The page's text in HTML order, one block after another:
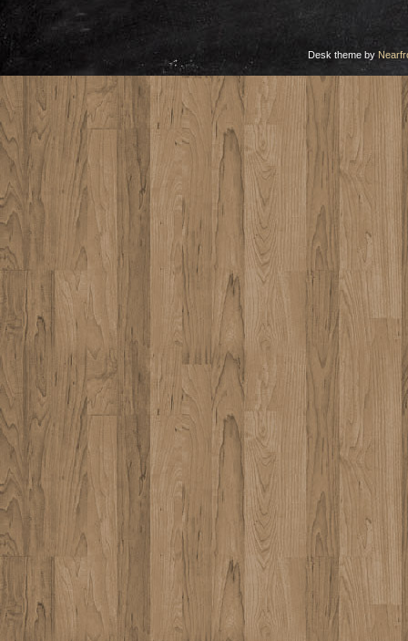
Desk theme by